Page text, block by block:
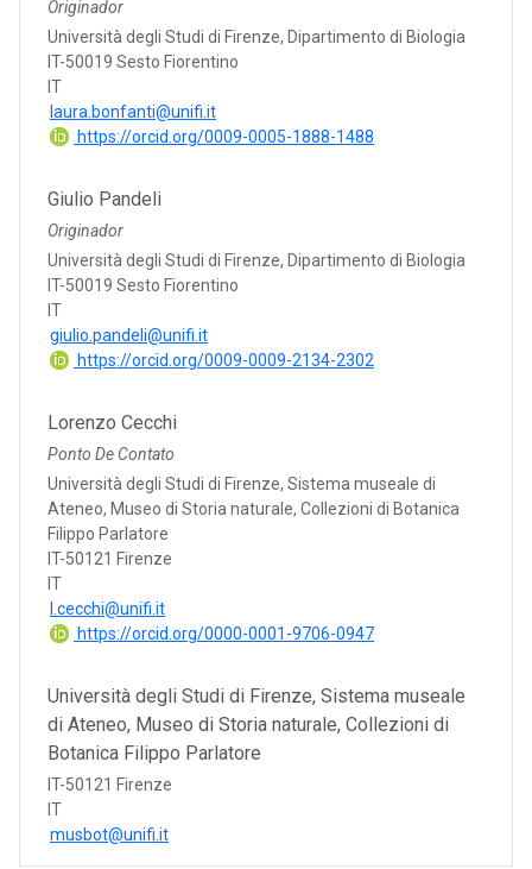
Originador
Università degli Studi di Firenze, Dipartimento di Biologia
IT-50019 Sesto Fiorentino
IT
laura.bonfanti@unifi.it
https://orcid.org/0009-0005-1888-1488
Giulio Pandeli
Originador
Università degli Studi di Firenze, Dipartimento di Biologia
IT-50019 Sesto Fiorentino
IT
giulio.pandeli@unifi.it
https://orcid.org/0009-0009-2134-2302
Lorenzo Cecchi
Ponto De Contato
Università degli Studi di Firenze, Sistema museale di
Ateneo, Museo di Storia naturale, Collezioni di Botanica
Filippo Parlatore
IT-50121 Firenze
IT
l.cecchi@unifi.it
https://orcid.org/0000-0001-9706-0947
Università degli Studi di Firenze, Sistema museale
di Ateneo, Museo di Storia naturale, Collezioni di
Botanica Filippo Parlatore
IT-50121 Firenze
IT
musbot@unifi.it